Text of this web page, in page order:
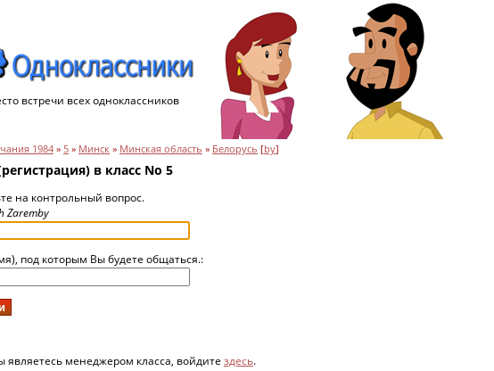
встречи всех одноклассников
1984 » 5 » Минск » Минская область » Белорусь [by]
в класс No 5
на контрольный вопрос.
Zaremby
под которым Вы будете общаться.:
являетесь менеджером класса, войдите здесь.